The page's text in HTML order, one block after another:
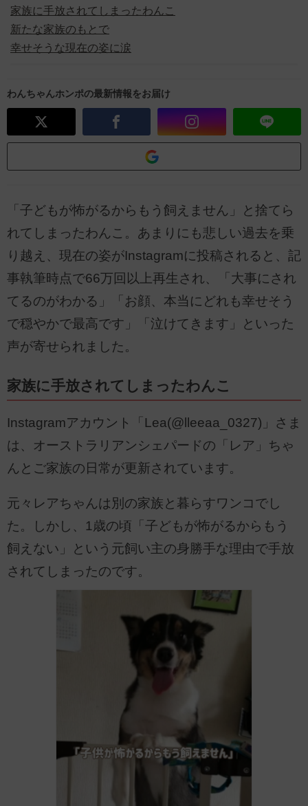
家族に手放されてしまったわんこ
新たな家族のもとで
幸せそうな現在の姿に涙
わんちゃんホンポの最新情報をお届け
「子どもが怖がるからもう飼えません」と捨てら
れてしまったわんこ。あまりにも悲しい過去を乗
り越え、現在の姿がInstagramに投稿されると、記
事執筆時点で66万回以上再生され、「大事にされ
てるのがわかる」「お顔、本当にどれも幸せそう
で穏やかで最高です」「泣けてきます」といった
声が寄せられました。
家族に手放されてしまったわんこ
Instagramアカウント「Lea(@lleeaa_0327)」さま
は、オーストラリアンシェパードの「レア」ちゃ
んとご家族の日常が更新されています。
元々レアちゃんは別の家族と暮らすワンコでし
た。しかし、1歳の頃「子どもが怖がるからもう
飼えない」という元飼い主の身勝手な理由で手放
されてしまったのです。